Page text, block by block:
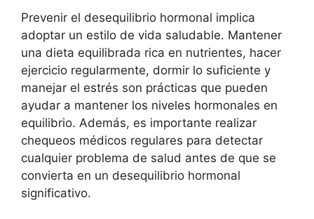
Prevenir el desequilibrio hormonal implica
adoptar un estilo de vida saludable. Mantener
una dieta equilibrada rica en nutrientes, hacer
ejercicio regularmente, dormir lo suficiente y
manejar el estrés son prácticas que pueden
ayudar a mantener los niveles hormonales en
equilibrio. Además, es importante realizar
chequeos médicos regulares para detectar
cualquier problema de salud antes de que se
convierta en un desequilibrio hormonal
significativo.